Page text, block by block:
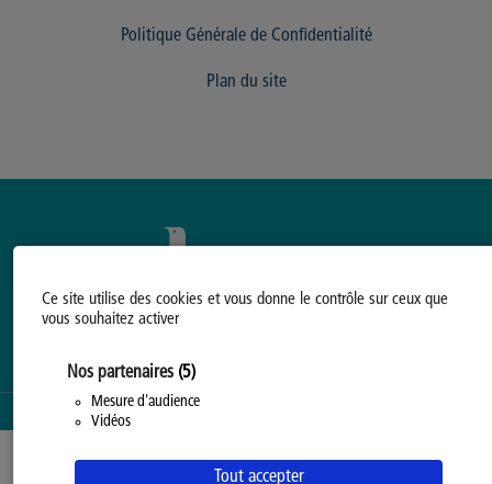
Ce site utilise des cookies et vous donne le contrôle sur ceux que
vous souhaitez activer
Nos partenaires (5)
Mesure d'audience
Vidéos
Tout accepter
Politique Générale de Confidentialité
Plan du site